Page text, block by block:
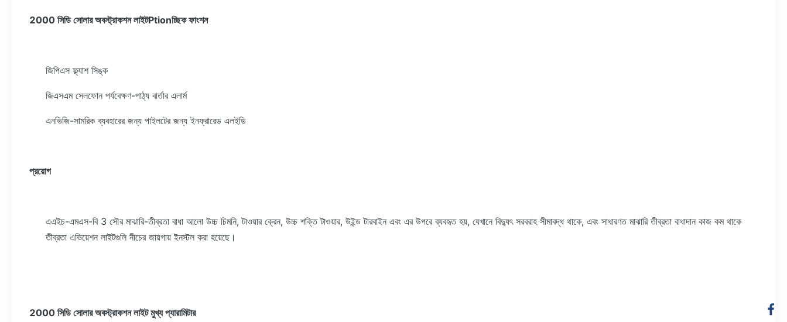
2000 সিডি সোলার অবস্ট্রাকশন লাইটPtionচ্ছিক ফাংশন
জিপিএস ফ্ল্যাশ সিঙ্ক
জিএসএম সেলফোন পর্যবেক্ষণ-পাঠ্য বার্তার এলার্ম
এনভিজি-সামরিক ব্যবহারের জন্য পাইলটের জন্য ইনফ্রারেড এলইডি
প্রয়োগ
এএইচ-এমএস-বি 3 সৌর মাঝারি-তীব্রতা বাধা আলো উচ্চ চিমনি, টাওয়ার ক্রেন, উচ্চ শক্তি টাওয়ার, উইন্ড টারবাইন এবং এর উপরে ব্যবহৃত হয়, যেখানে বিদ্যুৎ সরবরাহ সীমাবদ্ধ থাকে, এবং সাধারণত মাঝারি তীব্রতা বাধাদান কাজ কম থাকে
তীব্রতা এভিয়েশন লাইটগুলি নীচের জায়গায় ইনস্টল করা হয়েছে।
2000 সিডি সোলার অবস্ট্রাকশন লাইট মুখ্য প্যারামিটার